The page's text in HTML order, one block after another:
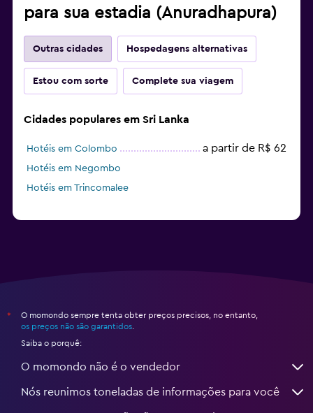
para sua estadia (Anuradhapura)
Outras cidades Hospedagens alternativas
Estou com sorte Complete sua viagem
Cidades populares em Sri Lanka
Hotéis em Colombo a partir de R$ 62
Hotéis em Negombo
Hotéis em Trincomalee
*
O momondo sempre tenta obter preços precisos, no entanto,
os preços não são garantidos
Saiba o porquê:
O momondo não é o vendedor
Nós reunimos toneladas de informações para você